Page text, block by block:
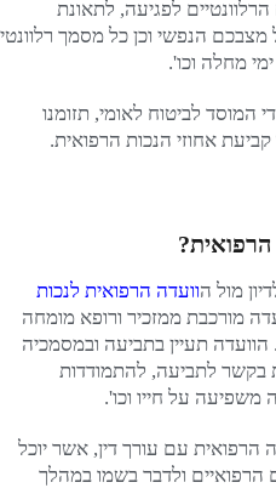
לפגיעה, לתאונת
הנפשי וכן כל מסמך רלוונטי
מחלה וכו'.
לביטוח לאומי, תזומנו
אחוזי הנכות הרפואית.
הרפואית?
מול הוועדה הרפואית לנכות
מורכבת ממזכיר ורופא מומחה
תעיין בתביעה ובמסמכיה
בקשר לתביעה, להתמודדות
משפיעה על חייו וכו'.
הרפואית עם עורך דין, אשר יוכל
ולדבר בשמו במהלך